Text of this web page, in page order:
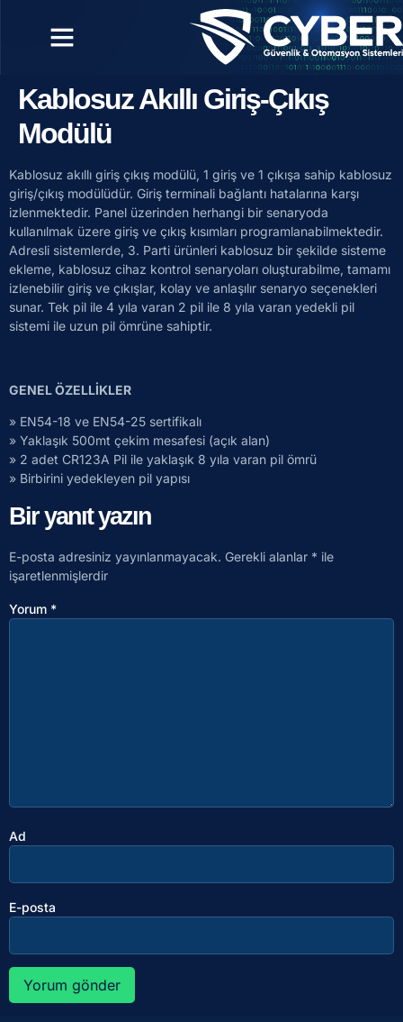
Kablosuz Akıllı Giriş-Çıkış
Modülü
Kablosuz akıllı giriş çıkış modülü, 1 giriş ve 1 çıkışa sahip kablosuz
giriş/çıkış modülüdür. Giriş terminali bağlantı hatalarına karşı
izlenmektedir. Panel üzerinden herhangi bir senaryoda
kullanılmak üzere giriş ve çıkış kısımları programlanabilmektedir.
Adresli sistemlerde, 3. Parti ürünleri kablosuz bir şekilde sisteme
ekleme, kablosuz cihaz kontrol senaryoları oluşturabilme, tamamı
izlenebilir giriş ve çıkışlar, kolay ve anlaşılır senaryo seçenekleri
sunar. Tek pil ile 4 yıla varan 2 pil ile 8 yıla varan yedekli pil
sistemi ile uzun pil ömrüne sahiptir.
GENEL ÖZELLİKLER
» EN54-18 ve EN54-25 sertifikalı
» Yaklaşık 500mt çekim mesafesi (açık alan)
» 2 adet CR123A Pil ile yaklaşık 8 yıla varan pil ömrü
» Birbirini yedekleyen pil yapısı
Bir yanıt yazın
E-posta adresiniz yayınlanmayacak. Gerekli alanlar * ile
işaretlenmişlerdir
Yorum *
Ad
E-posta